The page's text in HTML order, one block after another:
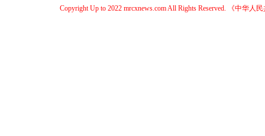
Copyright Up to 2022 mrcxnews.com All Rights Reserved. 《中华人